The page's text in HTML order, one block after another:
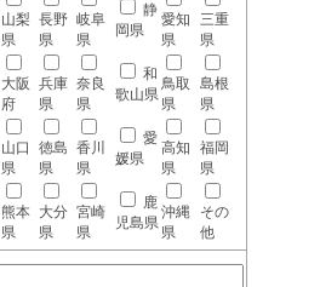
山梨
県
長野
県
岐阜
県
静
岡県
愛知
県
三重
県
大阪
府
兵庫
県
奈良
県
和
歌山県
鳥取
県
島根
県
山口
県
徳島
県
香川
県
愛
媛県
高知
県
福岡
県
熊本
県
大分
県
宮崎
県
鹿
児島県
沖縄
県
その
他